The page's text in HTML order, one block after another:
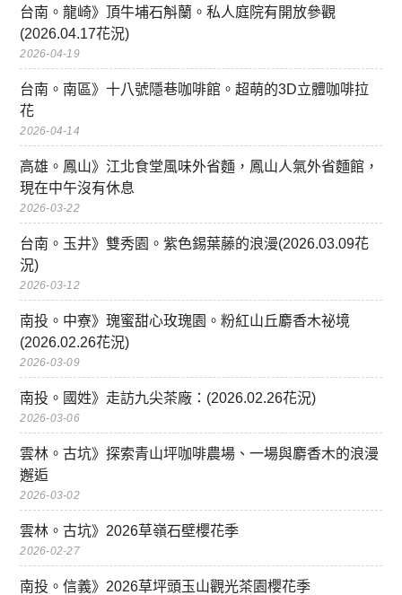
台南。龍崎》頂牛埔石斛蘭。私人庭院有開放參觀
(2026.04.17花況)
2026-04-19
台南。南區》十八號隱巷咖啡館。超萌的3D立體咖啡拉
花
2026-04-14
高雄。鳳山》江北食堂風味外省麵，鳳山人氣外省麵館，
現在中午沒有休息
2026-03-22
台南。玉井》雙秀園。紫色錫葉藤的浪漫(2026.03.09花
況)
2026-03-12
南投。中寮》瑰蜜甜心玫瑰園。粉紅山丘麝香木祕境
(2026.02.26花況)
2026-03-09
南投。國姓》走訪九尖茶廠：(2026.02.26花況)
2026-03-06
雲林。古坑》探索青山坪咖啡農場、一場與麝香木的浪漫
邂逅
2026-03-02
雲林。古坑》2026草嶺石壁櫻花季
2026-02-27
南投。信義》2026草坪頭玉山觀光茶園櫻花季